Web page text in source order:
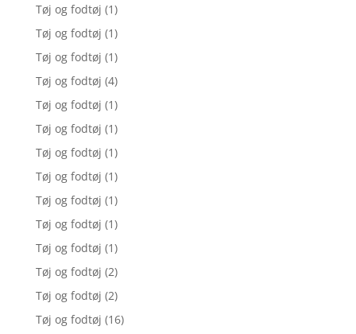
Tøj og fodtøj (1)
Tøj og fodtøj (1)
Tøj og fodtøj (1)
Tøj og fodtøj (4)
Tøj og fodtøj (1)
Tøj og fodtøj (1)
Tøj og fodtøj (1)
Tøj og fodtøj (1)
Tøj og fodtøj (1)
Tøj og fodtøj (1)
Tøj og fodtøj (1)
Tøj og fodtøj (2)
Tøj og fodtøj (2)
Tøj og fodtøj (16)